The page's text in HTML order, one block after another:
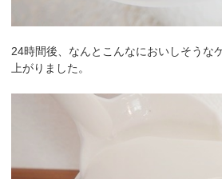
24時間後、なんとこんなにおいしそうな
上がりました。